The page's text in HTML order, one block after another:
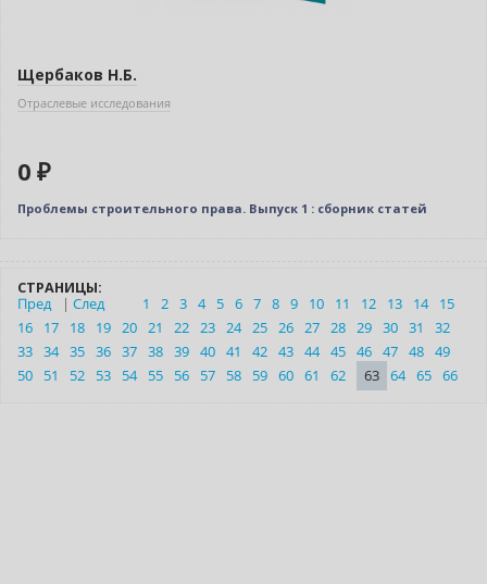
Щербаков Н.Б.
Отраслевые исследования
0 ₽
Проблемы строительного права. Выпуск 1 : сборник статей
СТРАНИЦЫ:
Пред
| След 1 2 3 4 5 6 7 8 9 10 11 12 13 14
15
16
17 18 19 20 21 22 23 24 25 26 27 28 29 30 31
32
33 34 35 36 37 38 39 40 41 42 43 44 45 46 47 48 49
50
51 52 53 54 55 56 57 58 59 60 61 62 63 64 65 66